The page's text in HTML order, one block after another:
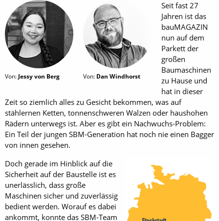
Von: Jessy von Berg Von: Dan Windhorst
Seit fast 27
Jahren ist das
bauMAGAZIN
nun auf dem
Parkett der
großen
Baumaschinen
zu Hause und
hat in dieser
Zeit so ziemlich alles zu Gesicht bekommen, was auf
stählernen Ketten, tonnenschweren Walzen oder haushohen
Rädern unterwegs ist. Aber es gibt ein Nachwuchs-Problem:
Ein Teil der jungen SBM-Generation hat noch nie einen Bagger
von innen gesehen.
Doch gerade im Hinblick auf die
Sicherheit auf der Baustelle ist es
unerlässlich, dass große
Maschinen sicher und zuverlässig
bedient werden. Worauf es dabei
ankommt, konnte das SBM-Team